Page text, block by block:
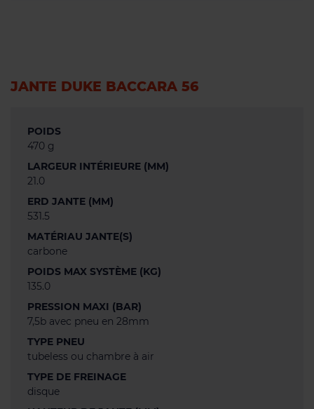
JANTE DUKE BACCARA 56
POIDS
470 g
LARGEUR INTÉRIEURE (MM)
21.0
ERD JANTE (MM)
531.5
MATÉRIAU JANTE(S)
carbone
POIDS MAX SYSTÈME (KG)
135.0
PRESSION MAXI (BAR)
7,5b avec pneu en 28mm
TYPE PNEU
tubeless ou chambre à air
TYPE DE FREINAGE
disque